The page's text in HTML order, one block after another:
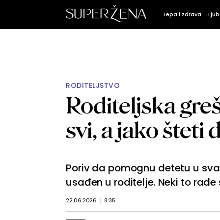
Lepa i zdrava
RODITELJSTVO
Roditeljska
svi, a jako šteti
Poriv da pomognu detetu u
usađen u roditelje. Neki to
22.06.2026. 8:35